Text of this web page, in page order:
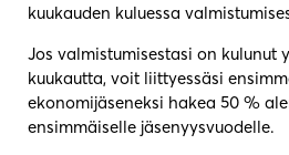
kuukauden kuluessa
Jos valmistumisestasi on kulunut
kuukautta, voit liittyessäsi
ekonomijäseneksi hakea 50 %
ensimmäiselle jäsenyysvuodelle.